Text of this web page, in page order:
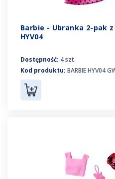
Barbie - Ubranka 2-pak
HYV04
Dostępność: 4 szt.
Kod produktu: BARBIE HYV04